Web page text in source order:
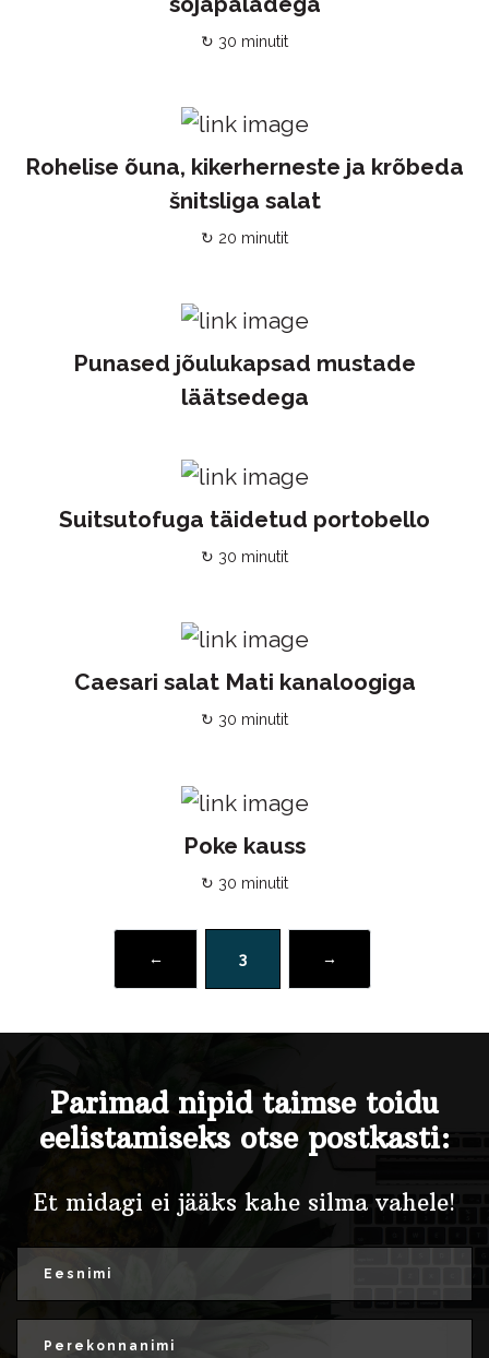
↻ 30 minutit
Rohelise õuna, kikerherneste ja krõbeda
šnitsliga salat
↻ 20 minutit
Punased jõulukapsad mustade
läätsedega
Suitsutofuga täidetud portobello
↻ 30 minutit
Caesari salat Mati kanaloogiga
↻ 30 minutit
Poke kauss
↻ 30 minutit
← 3 →
Parimad nipid taimse toidu
eelistamiseks otse postkasti:
Et midagi ei jääks kahe silma vahele!